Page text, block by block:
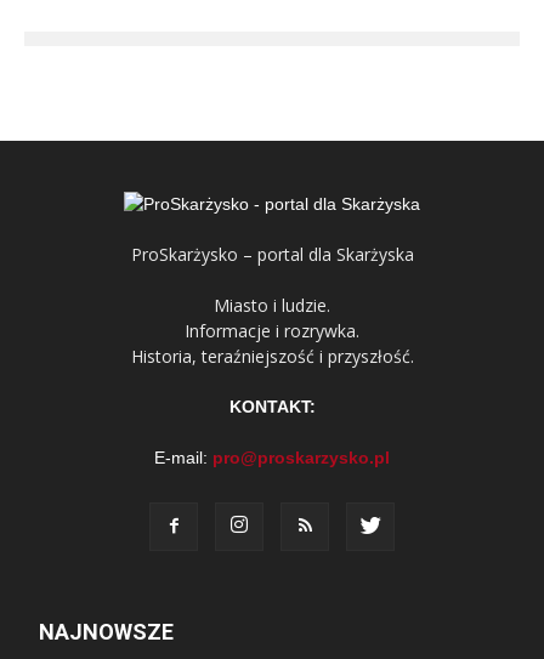
ProSkarżysko – portal dla Skarżyska
Miasto i ludzie.
Informacje i rozrywka.
Historia, teraźniejszość i przyszłość.
KONTAKT:
E-mail: pro@proskarzysko.pl
NAJNOWSZE